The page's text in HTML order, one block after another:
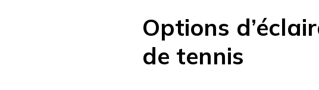
Options
de tennis